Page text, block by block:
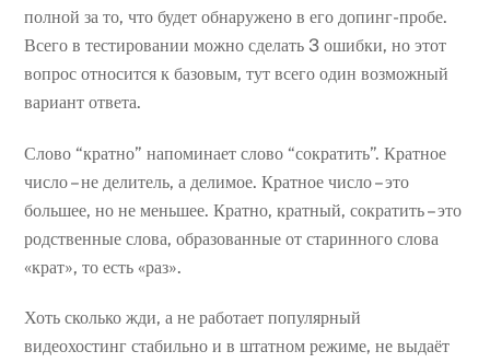
полной за то, что будет обнаружено в его допинг-пробе.
Всего в тестировании можно сделать 3 ошибки, но этот
вопрос относится к базовым, тут всего один возможный
вариант ответа.
Слово “кратно” напоминает слово “сократить”. Кратное
число – не делитель, а делимое. Кратное число – это
большее, но не меньшее. Кратно, кратный, сократить – это
родственные слова, образованные от старинного слова
«крат», то есть «раз».
Хоть сколько жди, а не работает популярный
видеохостинг стабильно и в штатном режиме, не выдаёт